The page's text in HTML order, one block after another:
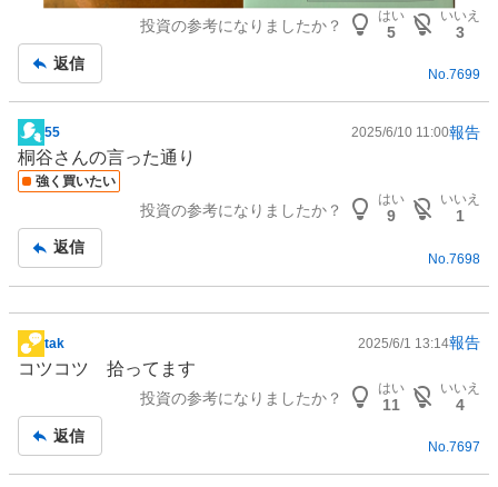
投資の参考になりましたか？
はい
5
いいえ
3
返信
No.7699
掲
示
板
55 2025/6/10 11:00報告
桐谷さんの言った通り
強く買いたい
投資の参考になりましたか？
はい
9
いいえ
1
返信
No. 7698
掲
示
事
tak 2025/6/1 13:14報告
コツコツ 拾ってます
投資の参考になりましたか？
はい
11
いいえ
4
返信
No.7697